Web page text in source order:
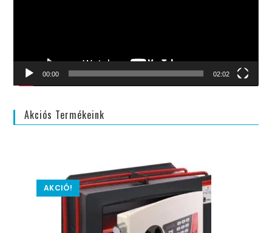
00:00 02:02
Akciós Termékeink
AKCIÓ!